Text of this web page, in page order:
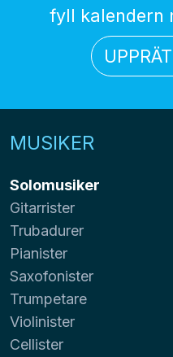
fyll kalendern
MUSIKER
Solomusiker
Gitarrister
Trubadurer
Pianister
Saxofonister
Trumpetare
Violinister
Cellister